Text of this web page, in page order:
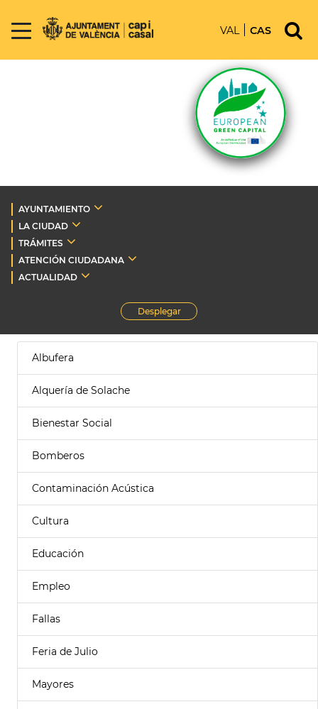
VAL CAS
AYUNTAMIENTO
LA CIUDAD
TRÁMITES
ATENCIÓN CIUDADANA
ACTUALIDAD
Desplegar
Albufera
Alquería de Solache
Bienestar Social
Bomberos
Contaminación Acústica
Cultura
Educación
Empleo
Fallas
Feria de Julio
Mayores